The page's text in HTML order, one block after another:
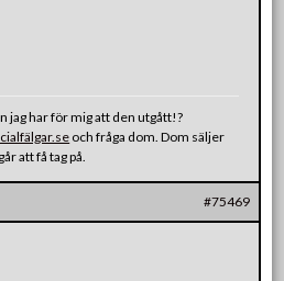
jag har för mig att den utgått!?
och fråga dom. Dom säljer
att få tag på.
#75469